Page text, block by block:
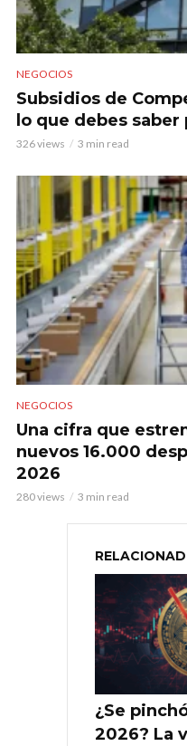
NEGOCIOS
Subsidios de
lo que debes
326 views 3 min read
NEGOCIOS
Una cifra que
nuevos 16.000
2026
280 views 3 min read
¿Se
2026? La